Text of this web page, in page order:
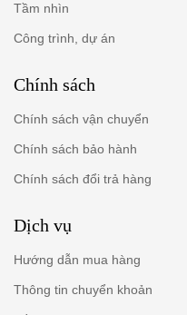
Tầm nhìn
Công trình, dự án
Chính sách
Chính sách vận chuyển
Chính sách bảo hành
Chính sách đổi trả hàng
Dịch vụ
Hướng dẫn mua hàng
Thông tin chuyển khoản